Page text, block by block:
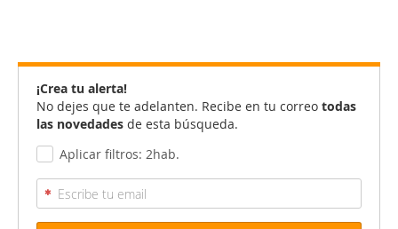
¡Crea tu alerta!
No dejes que te adelanten. Recibe en tu correo todas
las novedades de esta búsqueda.
Aplicar filtros: 2hab.